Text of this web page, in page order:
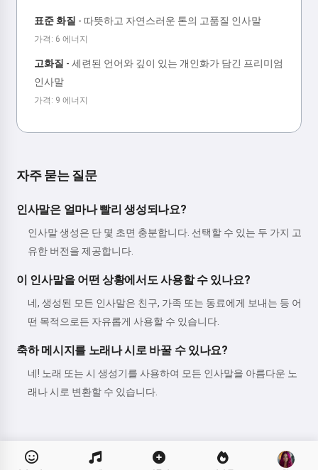
표준 화질 - 따뜻하고 자연스러운 톤의 고품질 인사말
가격: 6 에너지
고화질 - 세련된 언어와 깊이 있는 개인화가 담긴 프리미엄
인사말
가격: 9 에너지
자주 묻는 질문
인사말은 얼마나 빨리 생성되나요?
인사말 생성은 단 몇 초면 충분합니다. 선택할 수 있는 두 가지 고
유한 버전을 제공합니다.
이 인사말을 어떤 상황에서도 사용할 수 있나요?
네, 생성된 모든 인사말은 친구, 가족 또는 동료에게 보내는 등 어
떤 목적으로든 자유롭게 사용할 수 있습니다.
축하 메시지를 노래나 시로 바꿀 수 있나요?
네! 노래 또는 시 생성기를 사용하여 모든 인사말을 아름다운 노
래나 시로 변환할 수 있습니다.